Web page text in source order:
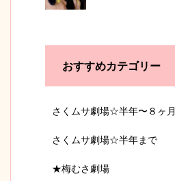
おすすめカテゴリー
さくムサ劇場☆半年〜８ヶ月
さくムサ劇場☆半年まで
★梅むさ劇場